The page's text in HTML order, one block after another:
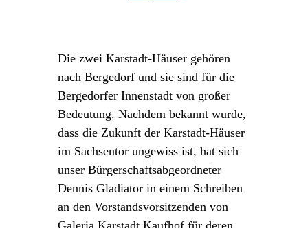
Die zwei Karstadt-Häuser gehören
nach Bergedorf und sie sind für die
Bergedorfer Innenstadt von großer
Bedeutung. Nachdem bekannt wurde,
dass die Zukunft der Karstadt-Häuser
im Sachsentor ungewiss ist, hat sich
unser Bürgerschaftsabgeordneter
Dennis Gladiator in einem Schreiben
an den Vorstandsvorsitzenden von
Galeria Karstadt Kaufhof für deren